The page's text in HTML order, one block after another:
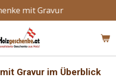
mit Gravur
Gravur im Überblick